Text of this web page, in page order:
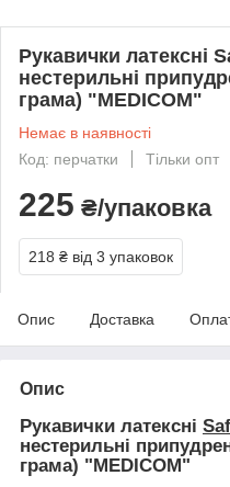
Рукавички латексні
нестерильні
грама) "MEDICOM"
Немає в наявності
Код: перчатки
Тільки опт
225 ₴/упаковка
218 ₴ від 3 упаковок
Опис Доставка
Опис
Рукавички латексні
нестерильні
грама) "MEDICOM"